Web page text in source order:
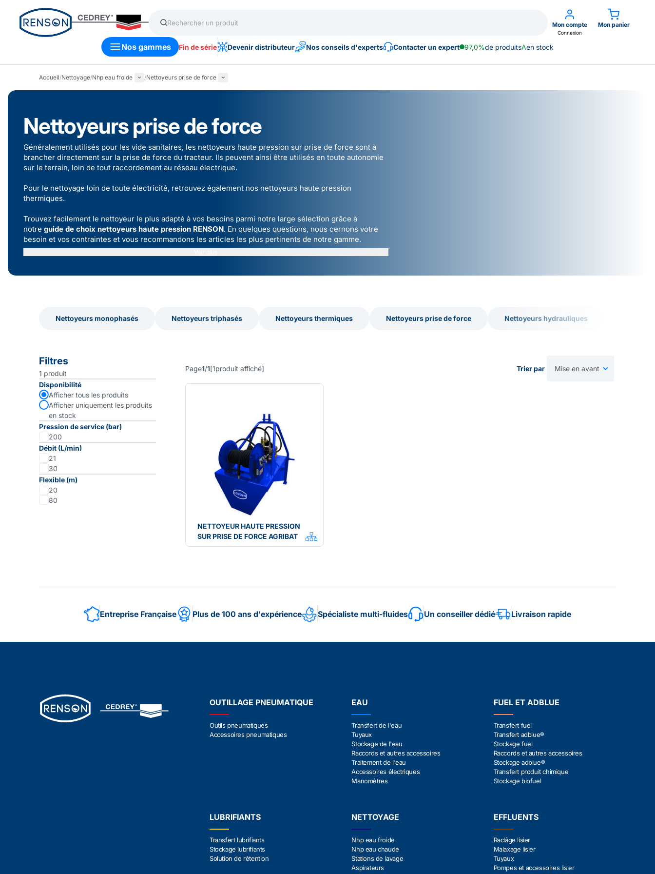
Mon compte
Connexion
Mon panier
Nos gammes Fin de série Devenir distributeur Nos conseils d'experts Contacter un expert 97,0%de produitsAen stock
Accueil/Nettoyage/Nhp eau froide /Nettoyeurs prise de force
Nettoyeurs prise de force
Généralement utilisés pour les vide sanitaires, les nettoyeurs haute pression sur prise de force sont à
brancher directement sur la prise de force du tracteur. Ils peuvent ainsi être utilisés en toute autonomie
sur le terrain, loin de tout raccordement au réseau électrique.
Pour le nettoyage loin de toute électricité, retrouvez également nos nettoyeurs haute pression
thermiques.
Trouvez facilement le nettoyeur le plus adapté à vos besoins parmi notre large sélection grâce à
notre guide de choix nettoyeurs haute pression RENSON. En quelques questions, nous cernons votre
besoin et vos contraintes et vous recommandons les articles les plus pertinents de notre gamme.
Nettoyeurs monophasés
Nettoyeurs triphasés
Nettoyeurs thermiques
Nettoyeurs prise de force
Nettoyeurs hydrauliques
Filtres
1 produit
Disponibilité
Afficher tous les produits
Afficher uniquement les produits
en stock
Pression de service (bar)
200
Débit (L/min)
21
30
Flexible (m)
20
80
Page1/1[1produit affiché] Trier par
NETTOYEUR HAUTE PRESSION
SUR PRISE DE FORCE AGRIBAT
Entreprise Française Plus de 100 ans d'expérience Spécialiste multi-fluides Un conseiller dédié Livraison rapide
OUTILLAGE PNEUMATIQUE
Outils pneumatiques
Accessoires pneumatiques
EAU
Transfert de l'eau
Tuyaux
Stockage de l'eau
Raccords et autres accessoires
Traitement de l'eau
Accessoires électriques
Manomètres
FUEL ET ADBLUE
Transfert fuel
Transfert adblue®
Stockage fuel
Raccords et autres accessoires
Stockage adblue®
Transfert produit chimique
Stockage biofuel
LUBRIFIANTS
Transfert lubrifiants
Stockage lubrifiants
Solution de rétention
NETTOYAGE
Nhp eau froide
Nhp eau chaude
Stations de lavage
Aspirateurs
EFFLUENTS
Raclâge lisier
Malaxage lisier
Tuyaux
Pompes et accessoires lisier